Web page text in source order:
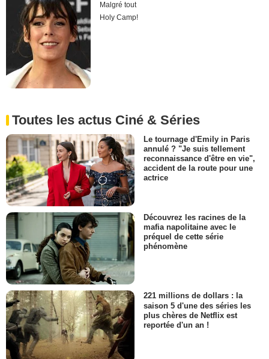
Malgré tout
Holy Camp!
Toutes les actus Ciné & Séries
Le tournage d'Emily in Paris
annulé ? "Je suis tellement
reconnaissance d'être en vie",
accident de la route pour une
actrice
Découvrez les racines de la
mafia napolitaine avec le
préquel de cette série
phénomène
221 millions de dollars : la
saison 5 d'une des séries les
plus chères de Netflix est
reportée d'un an !